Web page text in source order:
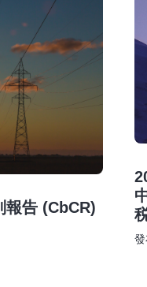
報告 (CbCR)